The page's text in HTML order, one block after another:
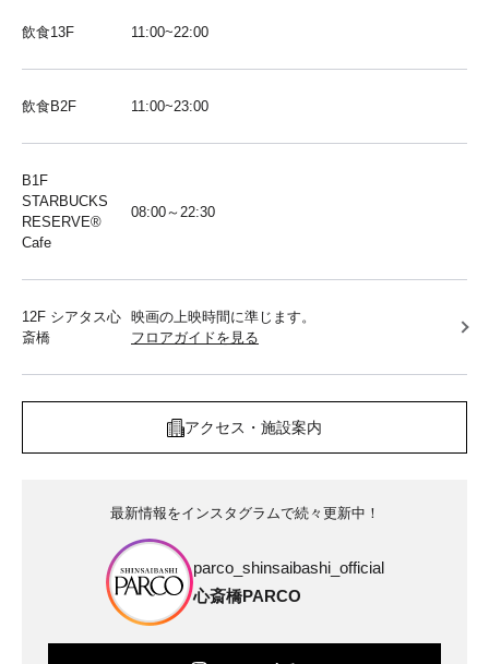
飲食13F 11:00~22:00
飲食B2F 11:00~23:00
B1F
STARBUCKS
RESERVE®︎
Cafe
08:00～22:30
12F シアタス心
斎橋
映画の上映時間に準じます。
フロアガイドを見る
アクセス・施設案内
最新情報をインスタグラムで続々更新中！
parco_shinsaibashi_official
心斎橋PARCO